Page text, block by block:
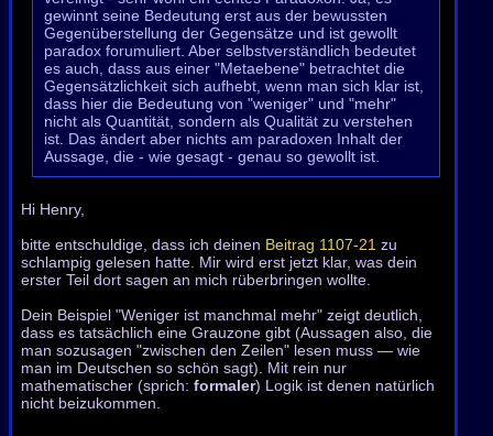
gewinnt seine Bedeutung erst aus der bewussten
Gegenüberstellung der Gegensätze und ist gewollt
paradox forumuliert. Aber selbstverständlich bedeutet
es auch, dass aus einer "Metaebene" betrachtet die
Gegensätzlichkeit sich aufhebt, wenn man sich klar ist,
dass hier die Bedeutung von "weniger" und "mehr"
nicht als Quantität, sondern als Qualität zu verstehen
ist. Das ändert aber nichts am paradoxen Inhalt der
Aussage, die - wie gesagt - genau so gewollt ist.
Hi Henry,
bitte entschuldige, dass ich deinen Beitrag 1107-21 zu
schlampig gelesen hatte. Mir wird erst jetzt klar, was dein
erster Teil dort sagen an mich rüberbringen wollte.
Dein Beispiel "Weniger ist manchmal mehr" zeigt deutlich,
dass es tatsächlich eine Grauzone gibt (Aussagen also, die
man sozusagen "zwischen den Zeilen" lesen muss — wie
man im Deutschen so schön sagt). Mit rein nur
mathematischer (sprich: formaler) Logik ist denen natürlich
nicht beizukommen.